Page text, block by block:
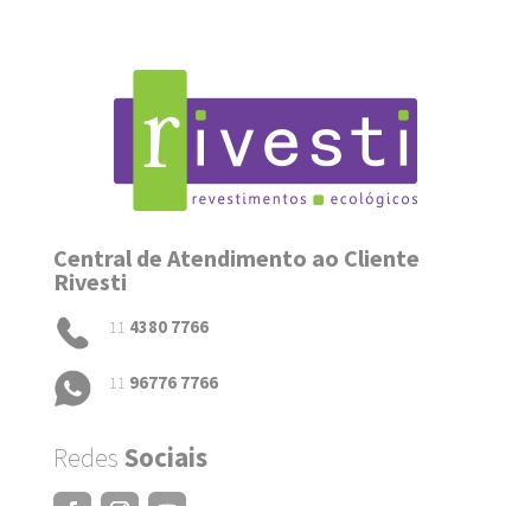
Central de Atendimento ao Cliente
Rivesti
11 4380 7766
11 96776 7766
Redes Sociais